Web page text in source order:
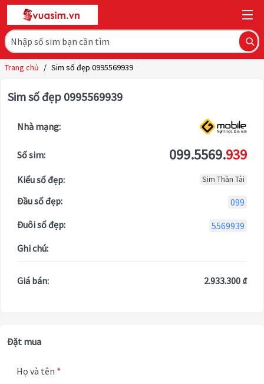
Trang chủ / Sim số đẹp 0995569939
Sim số đẹp 0995569939
Nhà mạng:
Số sim: 099.5569.939
Kiểu số đẹp: Sim Thần Tài
Đầu số đẹp:
099
Đuôi số đẹp:
5569939
Ghi chú:
Giá bán: 2.933.300 ₫
Đặt mua
Họ và tên *